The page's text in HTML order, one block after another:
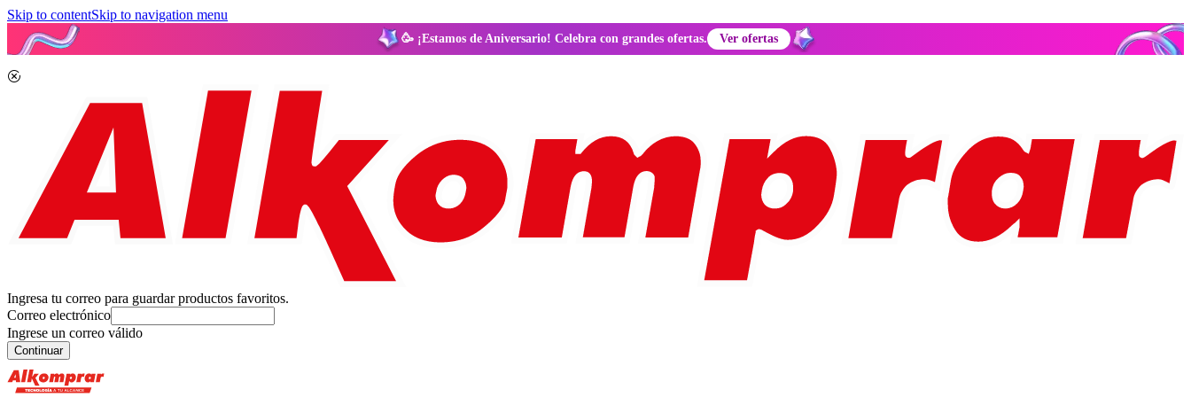
Skip to contentSkip to navigation menu
🥳 ¡Estamos de Aniversario! Celebra con grandes ofertas. Ver ofertas
Ingresa tu correo para guardar productos favoritos.
Correo electrónico
Ingrese un correo válido
Continuar